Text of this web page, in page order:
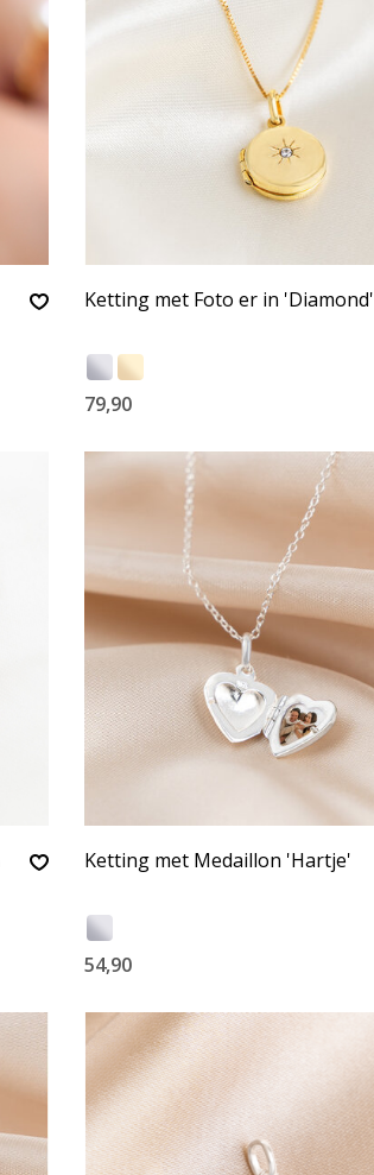
Ketting met Foto er in 'Diamond'
79,90
Ketting met Medaillon 'Hartje'
54,90